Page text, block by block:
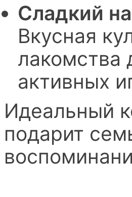
Сладкий
Вкусная
лакомства
активных
Идеальный
подарит